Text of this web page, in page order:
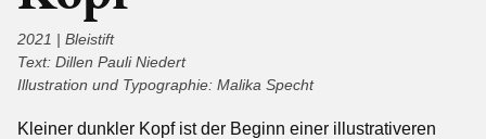
2021 | Bleistift
Text: Dillen Pauli Niedert
Illustration und Typographie: Malika Specht
Kleiner dunkler Kopf ist der Beginn einer illustrativeren